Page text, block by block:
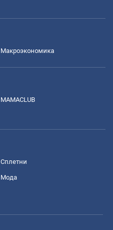
Mакроэкономика
MAMACLUB
Сплетни
Мода